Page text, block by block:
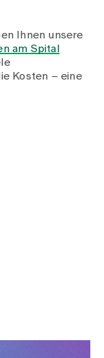
Ihnen unsere
am Spital
Kosten – eine